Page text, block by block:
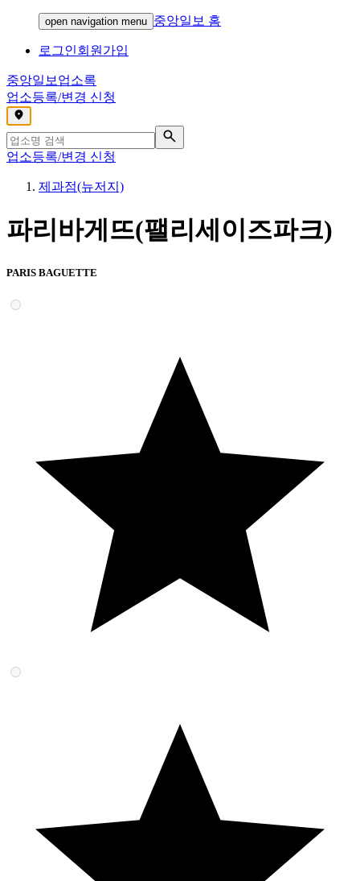
open navigation menu 중앙일보 홈
로그인회원가입
중앙일보 업소록
업소등록/변경 신청
,
업소등록/변경 신청
제과점(뉴저지)
파리바게뜨(팰리세이즈파크)
PARIS BAGUETTE